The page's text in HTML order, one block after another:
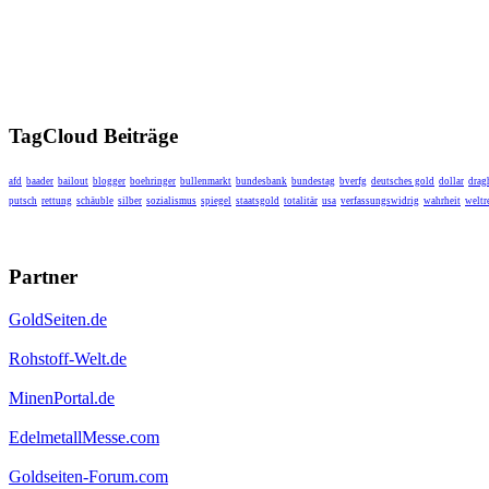
TagCloud Beiträge
afd baader bailout blogger boehringer bullenmarkt bundesbank bundestag bverfg deutsches gold dollar
putsch rettung schäuble silber sozialismus spiegel staatsgold totalitär usa verfassungswidrig wahrheit
Partner
GoldSeiten.de
Rohstoff-Welt.de
MinenPortal.de
EdelmetallMesse.com
Goldseiten-Forum.com